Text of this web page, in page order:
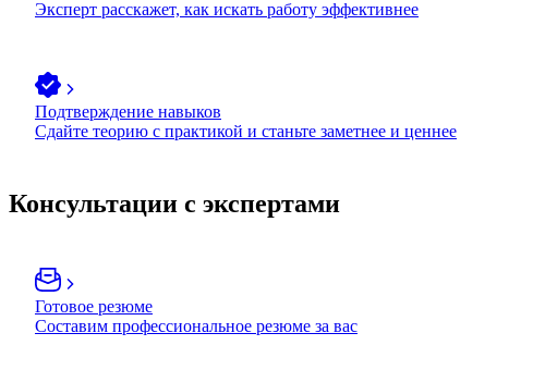
Эксперт расскажет, как искать работу эффективнее
Подтверждение навыков
Сдайте теорию с практикой и станьте заметнее и ценнее
Консультации с экспертами
Готовое резюме
Составим профессиональное резюме за вас